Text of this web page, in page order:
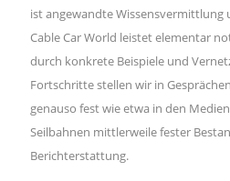
ist angewandte Wissensvermittlung
Cable Car World leistet elementar
durch konkrete Beispiele und
Fortschritte stellen wir in
genauso fest wie etwa in den
Seilbahnen mittlerweile fester
Berichterstattung.